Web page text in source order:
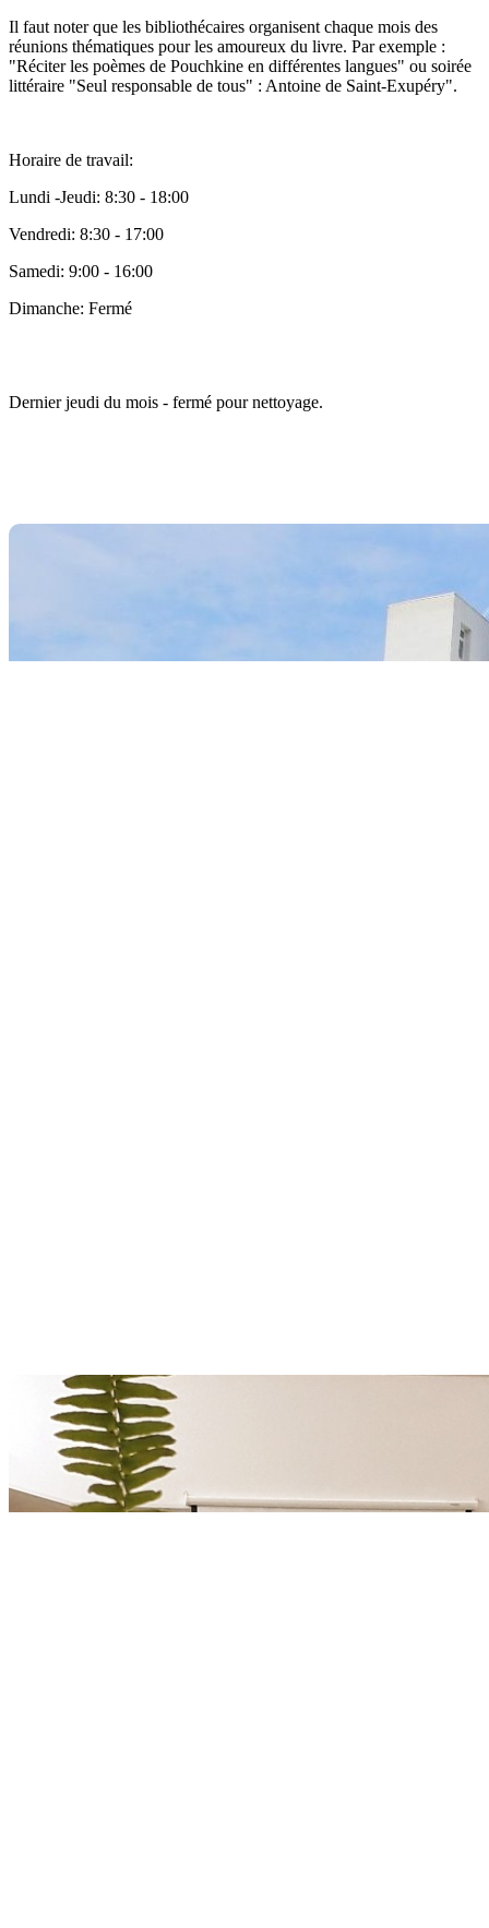
Il faut noter que les bibliothécaires organisent chaque mois des
réunions thématiques pour les amoureux du livre. Par exemple :
"Réciter les poèmes de Pouchkine en différentes langues" ou soirée
littéraire "Seul responsable de tous" : Antoine de Saint-Exupéry".
Horaire de travail:
Lundi -Jeudi: 8:30 - 18:00
Vendredi: 8:30 - 17:00
Samedi: 9:00 - 16:00
Dimanche: Fermé
Dernier jeudi du mois - fermé pour nettoyage.